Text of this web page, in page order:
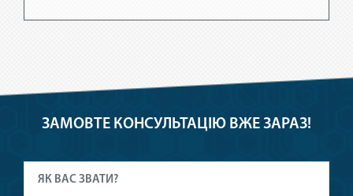
ЗАМОВТЕ КОНСУЛЬТАЦІЮ ВЖЕ ЗАРАЗ!